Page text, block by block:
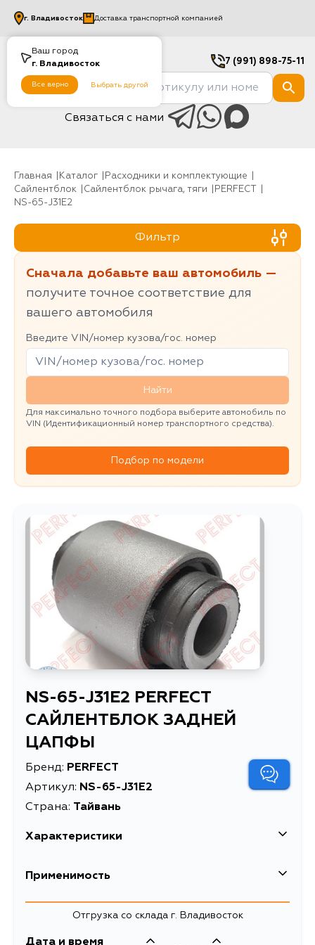
Ваш город
г. Владивосток
Все верно Выбрать другой
г. Владивосток Доставка транспортной компанией
7 (991) 898-75-11
Связаться с нами
Главная Каталог
Расходники и комплектующие
Сайлентблок
Сайлентблок рычага, тяги
PERFECT
NS-65-J31E2
Фильтр
Сначала добавьте ваш автомобиль —
получите точное соответствие для
вашего автомобиля
Введите VIN/номер кузова/гос. номер
Найти
Для максимально точного подбора выберите автомобиль по
VIN (Идентификационный номер транспортного средства).
Подбор по модели
NS-65-J31E2 PERFECT
САЙЛЕНТБЛОК ЗАДНЕЙ
ЦАПФЫ
Бренд: PERFECT
Артикул: NS-65-J31E2
Страна: Тайвань
Характеристики
Высота упаковки, мм
0.118
Применимость
Nissan
Кузов Двигатель
Отгрузка со склада г. Владивосток
Дата и время